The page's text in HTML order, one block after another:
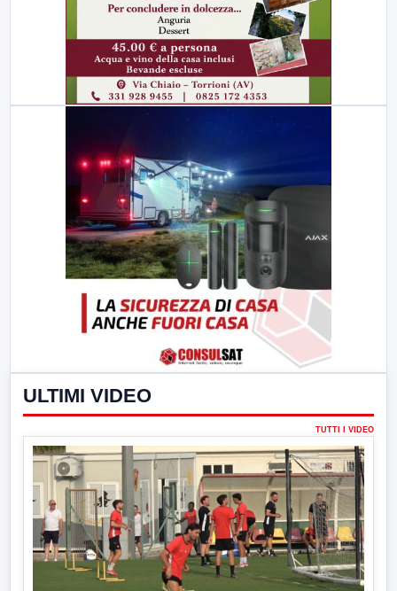
ULTIMI VIDEO
TUTTI I VIDEO